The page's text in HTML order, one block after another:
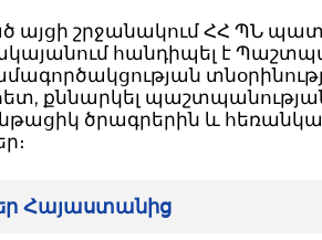
այցի շրջանակում ՀՀ ՊՆ
հանդիպել է
քննարկել
ծրագրերին և
Հայաստանից